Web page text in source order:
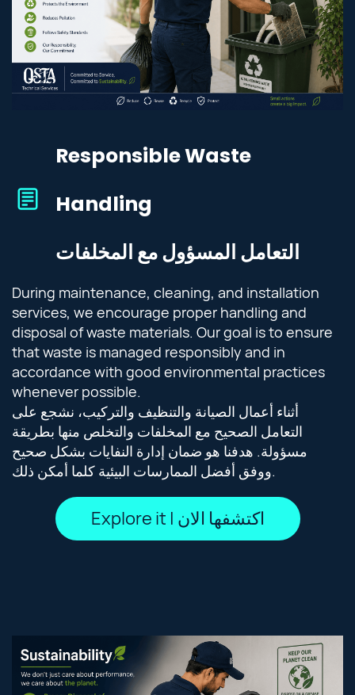
Responsible Waste
Handling
التعامل المسؤول مع المخلفات
During maintenance, cleaning, and installation
services, we encourage proper handling and
disposal of waste materials. Our goal is to ensure
that waste is managed responsibly and in
accordance with good environmental practices
whenever possible.
أثناء أعمال الصيانة والتنظيف والتركيب، نشجع على
التعامل الصحيح مع المخلفات والتخلص منها بطريقة
مسؤولة. هدفنا هو ضمان إدارة النفايات بشكل صحيح
ووفق أفضل الممارسات البيئية كلما أمكن ذلك.
Explore it | اكتشفها الان